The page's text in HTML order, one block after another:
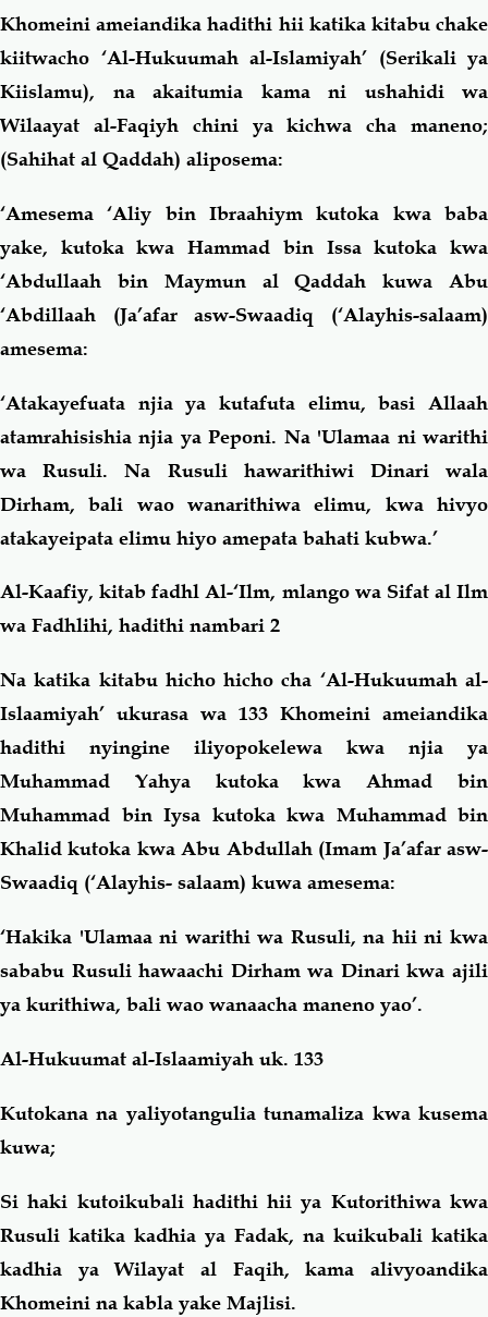
Khomeini ameiandika hadithi hii katika kitabu chake
kiitwacho ‘Al-Hukuumah al-Islamiyah’ (Serikali ya
Kiislamu), na akaitumia kama ni ushahidi wa
Wilaayat al-Faqiyh chini ya kichwa cha maneno;
(Sahihat al Qaddah) aliposema:
‘Amesema ‘Aliy bin Ibraahiym kutoka kwa baba
yake, kutoka kwa Hammad bin Issa kutoka kwa
‘Abdullaah bin Maymun al Qaddah kuwa Abu
‘Abdillaah (Ja’afar asw-Swaadiq (‘Alayhis-salaam)
amesema:
‘Atakayefuata njia ya kutafuta elimu, basi Allaah
atamrahisishia njia ya Peponi. Na 'Ulamaa ni warithi
wa Rusuli. Na Rusuli hawarithiwi Dinari wala
Dirham, bali wao wanarithiwa elimu, kwa hivyo
atakayeipata elimu hiyo amepata bahati kubwa.’
Al-Kaafiy, kitab fadhl Al-‘Ilm, mlango wa Sifat al Ilm
wa Fadhlihi, hadithi nambari 2
Na katika kitabu hicho hicho cha ‘Al-Hukuumah al-
Islaamiyah’ ukurasa wa 133 Khomeini ameiandika
hadithi nyingine iliyopokelewa kwa njia ya
Muhammad Yahya kutoka kwa Ahmad bin
Muhammad bin Iysa kutoka kwa Muhammad bin
Khalid kutoka kwa Abu Abdullah (Imam Ja’afar asw-
Swaadiq (‘Alayhis- salaam) kuwa amesema:
‘Hakika 'Ulamaa ni warithi wa Rusuli, na hii ni kwa
sababu Rusuli hawaachi Dirham wa Dinari kwa ajili
ya kurithiwa, bali wao wanaacha maneno yao’.
Al-Hukuumat al-Islaamiyah uk. 133
Kutokana na yaliyotangulia tunamaliza kwa kusema
kuwa;
Si haki kutoikubali hadithi hii ya Kutorithiwa kwa
Rusuli katika kadhia ya Fadak, na kuikubali katika
kadhia ya Wilayat al Faqih, kama alivyoandika
Khomeini na kabla yake Majlisi.